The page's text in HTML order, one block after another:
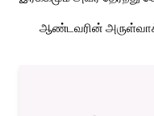
ஆண்டவரின்